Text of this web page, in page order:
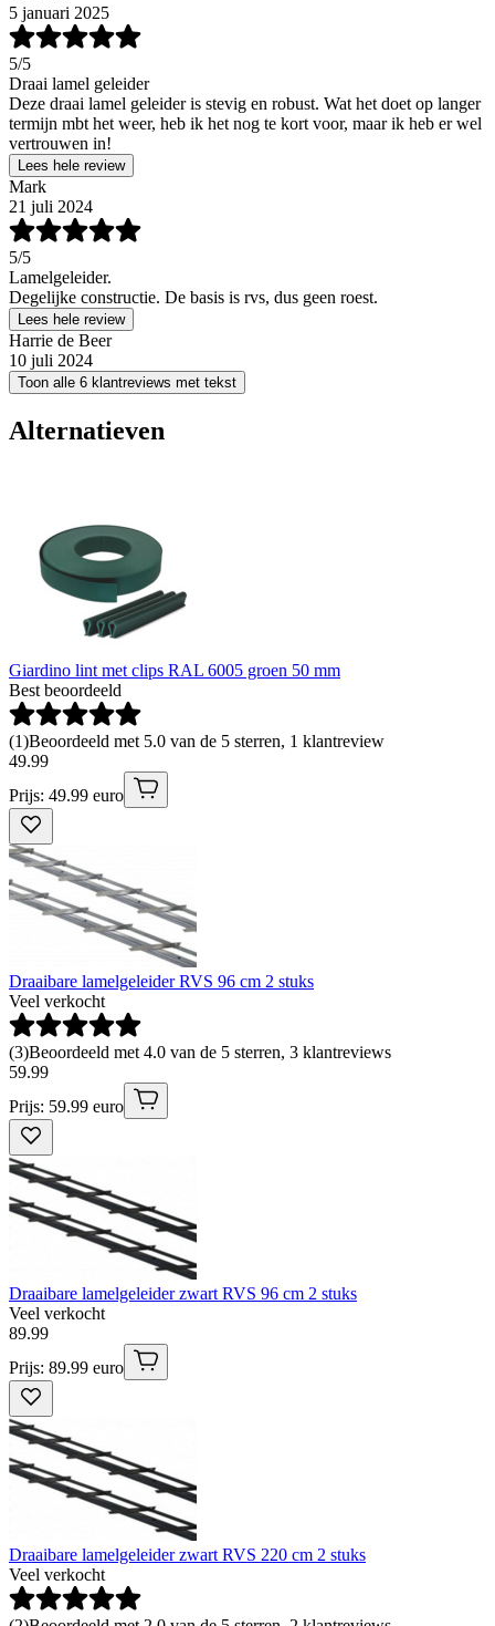
5 januari 2025
5/5
Draai lamel geleider
Deze draai lamel geleider is stevig en robust. Wat het doet op langer
termijn mbt het weer, heb ik het nog te kort voor, maar ik heb er wel
vertrouwen in!
Lees hele review
Mark
21 juli 2024
5/5
Lamelgeleider.
Degelijke constructie. De basis is rvs, dus geen roest.
Lees hele review
Harrie de Beer
10 juli 2024
Toon alle 6 klantreviews met tekst
Alternatieven
Giardino lint met clips RAL 6005 groen 50 mm
Best beoordeeld
(1)Beoordeeld met 5.0 van de 5 sterren, 1 klantreview
49.99
Prijs: 49.99 euro
Draaibare lamelgeleider RVS 96 cm 2 stuks
Veel verkocht
(3)Beoordeeld met 4.0 van de 5 sterren, 3 klantreviews
59.99
Prijs: 59.99 euro
Draaibare lamelgeleider zwart RVS 96 cm 2 stuks
Veel verkocht
89.99
Prijs: 89.99 euro
Draaibare lamelgeleider zwart RVS 220 cm 2 stuks
Veel verkocht